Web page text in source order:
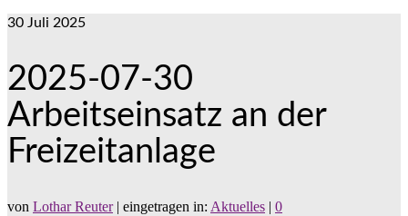
30 Juli 2025
2025-07-30
Arbeitseinsatz an der
Freizeitanlage
von Lothar Reuter | eingetragen in: Aktuelles | 0